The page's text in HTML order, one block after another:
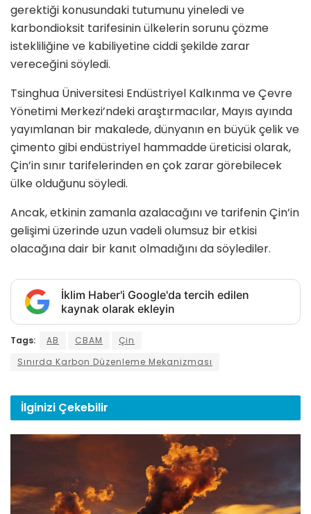
gerektiği konusundaki tutumunu yineledi ve
karbondioksit tarifesinin ülkelerin sorunu çözme
istekliliğine ve kabiliyetine ciddi şekilde zarar
vereceğini söyledi.
Tsinghua Üniversitesi Endüstriyel Kalkınma ve Çevre
Yönetimi Merkezi’ndeki araştırmacılar, Mayıs ayında
yayımlanan bir makalede, dünyanın en büyük çelik ve
çimento gibi endüstriyel hammadde üreticisi olarak,
Çin’in sınır tarifelerinden en çok zarar görebilecek
ülke olduğunu söyledi.
Ancak, etkinin zamanla azalacağını ve tarifenin Çin’in
gelişimi üzerinde uzun vadeli olumsuz bir etkisi
olacağına dair bir kanıt olmadığını da söylediler.
İklim Haber'i Google'da tercih edilen
kaynak olarak ekleyin
Tags: AB CBAM
Çin
Sınırda Karbon Düzenleme Mekanizması
İlginizi Çekebilir